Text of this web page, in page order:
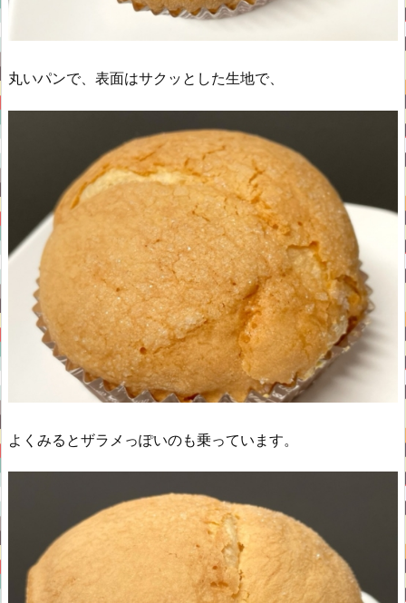
丸いパンで、表面はサクッとした生地で、
よくみるとザラメっぽいのも乗っています。